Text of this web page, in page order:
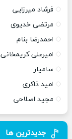
فرشاد میرزایی
مرتضی خدیوی
احمدرضا بنام
امیرعلی کریمخانی
سامیار
امید ذاکری
مجید اصلاحی
جدیدترین ها